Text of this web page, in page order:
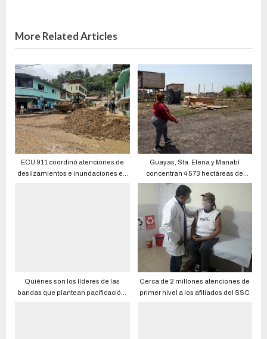
More Related Articles
ECU 911 coordinó atenciones de
deslizamientos e inundaciones en
Guayas, Sta. Elena y Manabí
concentran 4 573 hectáreas de
asentamientos irregulares
Quiénes son los líderes de las
bandas que plantean pacificación;
Cerca de 2 millones atenciones de
primer nivel a los afiliados del SSC